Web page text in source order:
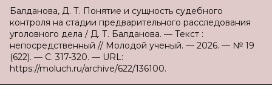
Балданова, Д. Т. Понятие и сущность судебного
контроля на стадии предварительного расследования
уголовного дела / Д. Т. Балданова. — Текст :
непосредственный // Молодой ученый. — 2026. — № 19
(622). — С. 317-320. — URL:
https://moluch.ru/archive/622/136100.